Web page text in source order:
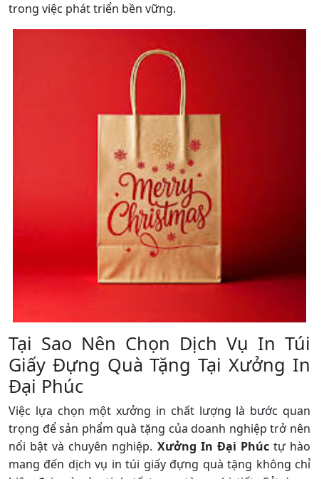
trong việc phát triển bền vững.
Tại Sao Nên Chọn Dịch Vụ In Túi
Giấy Đựng Quà Tặng Tại Xưởng In
Đại Phúc
Việc lựa chọn một xưởng in chất lượng là bước quan
trọng để sản phẩm quà tặng của doanh nghiệp trở nên
nổi bật và chuyên nghiệp. Xưởng In Đại Phúctự hào
mang đến dịch vụ in túi giấy đựng quà tặng không chỉ